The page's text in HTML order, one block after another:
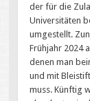
der für die
Universitäten
umgestellt.
Frühjahr 2024
denen man
und mit
muss. Künftig